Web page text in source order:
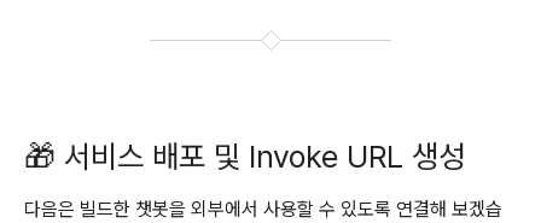
🎁 서비스 배포 및 Invoke URL 생성
다음은 빌드한 챗봇을 외부에서 사용할 수 있도록 연결해 보겠습